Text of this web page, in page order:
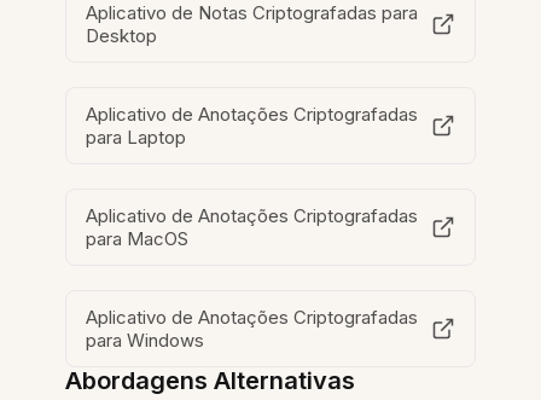
Aplicativo de Notas Criptografadas para
Desktop
Aplicativo de Anotações Criptografadas
para Laptop
Aplicativo de Anotações Criptografadas
para MacOS
Aplicativo de Anotações Criptografadas
para Windows
Abordagens Alternativas